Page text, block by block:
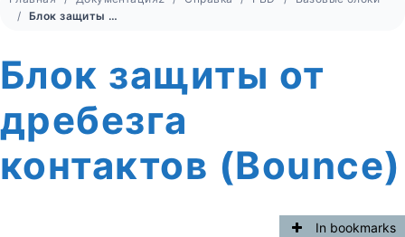
Блок защиты от дребезга контактов (Bounce)
Блок защиты от
дребезга
контактов (Bounce)
In bookmarks